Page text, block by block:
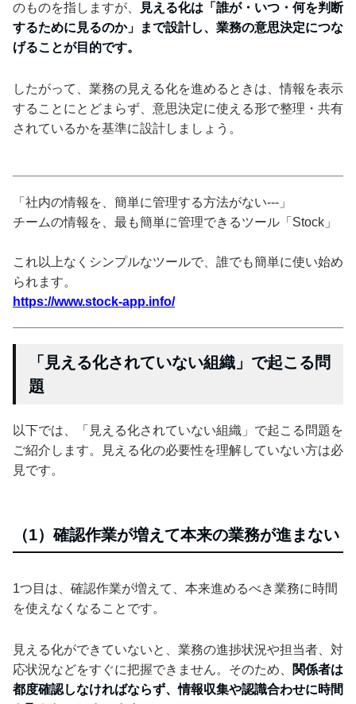
のものを指しますが、
見える化は「誰が・いつ・何を判断
するために見るのか」まで設計し、業務の意思決定につな
げることが目的です。
したがって、業務の見える化を進めるときは、情報を表示
することにとどまらず、意思決定に使える形で整理・共有
されているかを基準に設計しましょう。
「社内の情報を、簡単に管理する方法がない---」
チームの情報を、最も簡単に管理できるツール「Stock」
これ以上なくシンプルなツールで、誰でも簡単に使い始め
られます。
https://www.stock-app.info/
「見える化されていない組織」で起こる問
題
以下では、「見える化されていない組織」で起こる問題を
ご紹介します。見える化の必要性を理解していない方は必
見です。
（1）確認作業が増えて本来の業務が進まない
1つ目は、確認作業が増えて、本来進めるべき業務に時間
を使えなくなることです。
見える化ができていないと、業務の進捗状況や担当者、対
応状況などをすぐに把握できません。そのため、
関係者は
都度確認しなければならず、情報収集や認識合わせに時間